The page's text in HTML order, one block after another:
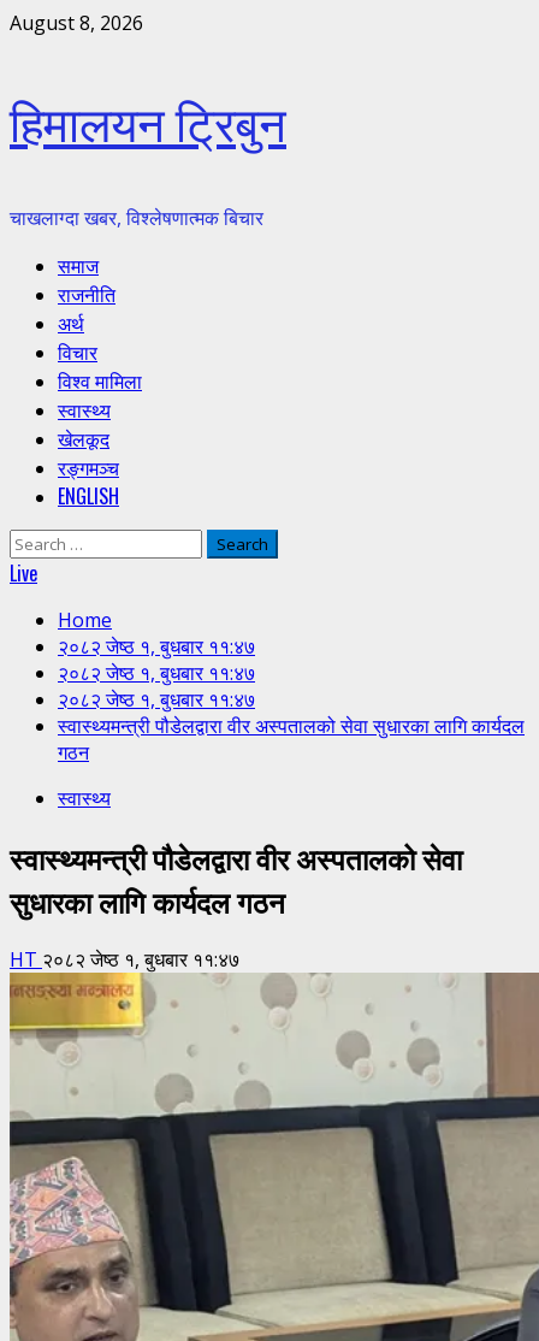
Skip
August 8, 2026
हिमालयन ट्रिबुन
चाखलाग्दा खबर, विश्लेषणात्मक बिचार
Primary
Menu
समाज
राजनीति
अर्थ
विचार
विश्व मामिला
स्वास्थ्य
खेलकूद
रङ्गमञ्च
ENGLISH
Search
for:
Live
Home
२०८२ जेष्ठ १, बुधबार ११:४७
२०८२ जेष्ठ १, बुधबार ११:४७
२०८२ जेष्ठ १, बुधबार ११:४७
स्वास्थ्यमन्त्री पौडेलद्वारा वीर अस्पतालको सेवा सुधारका लागि कार्यदल
गठन
स्वास्थ्य
स्वास्थ्यमन्त्री पौडेलद्वारा वीर अस्पतालको सेवा
सुधारका लागि कार्यदल गठन
HT २०८२ जेष्ठ १, बुधबार ११:४७